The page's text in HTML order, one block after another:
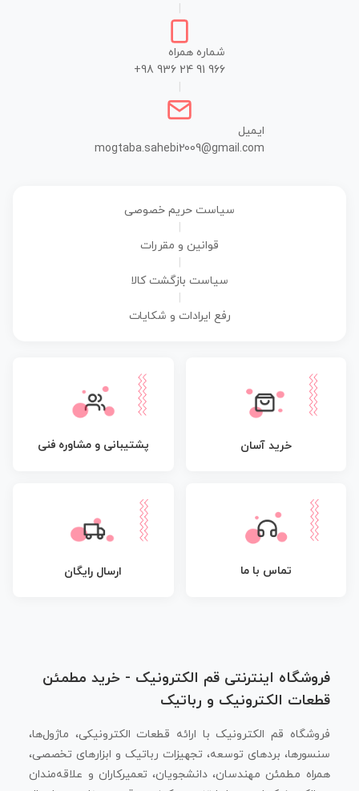
شماره همراه
+98 936 24 91 966
ایمیل
mogtaba.sahebi2009@gmail.com
سیاست حریم خصوصی
قوانین و مقررات
سیاست بازگشت کالا
رفع ایرادات و شکایات
خرید آسان پشتیبانی و مشاوره فنی
تماس با ما ارسال رایگان
فروشگاه اینترنتی قم الکترونیک - خرید مطمئن
قطعات الکترونیک و رباتیک
فروشگاه قم الکترونیک با ارائه قطعات الکترونیکی، ماژول‌ها،
سنسورها، بردهای توسعه، تجهیزات رباتیک و ابزارهای تخصصی،
همراه مطمئن مهندسان، دانشجویان، تعمیرکاران و علاقه‌مندان